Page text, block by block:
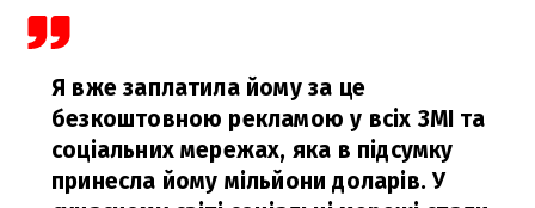
Я вже заплатила йому за це
безкоштовною рекламою у всіх ЗМІ та
соціальних мережах, яка в підсумку
принесла йому мільйони доларів. У